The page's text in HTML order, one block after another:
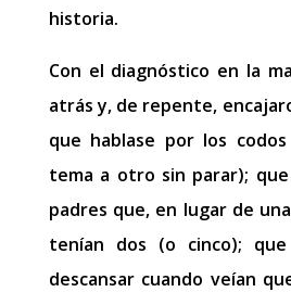
historia.
Con el diagnóstico en la
atrás y, de repente,
que hablase por los
tema a otro sin parar);
padres que, en lugar de
tenían dos (o cinco);
descansar cuando veían